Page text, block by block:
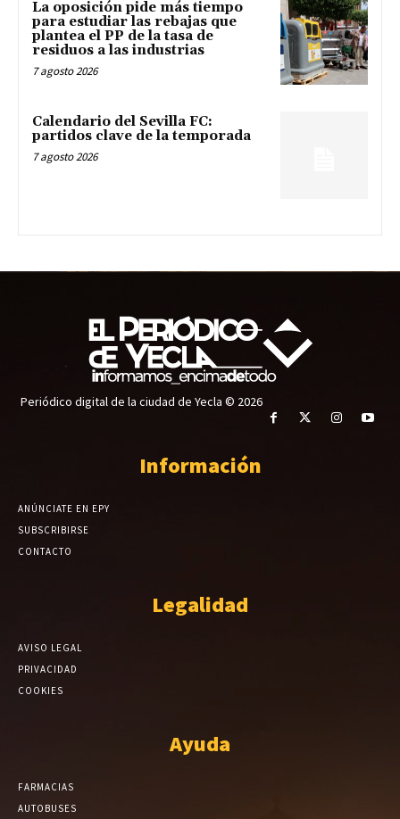
La oposición pide más tiempo
para estudiar las rebajas que
plantea el PP de la tasa de
residuos a las industrias
7 agosto 2026
Calendario del Sevilla FC:
partidos clave de la temporada
7 agosto 2026
Periódico digital de la ciudad de Yecla © 2026
Información
ANÚNCIATE EN EPY
SUBSCRIBIRSE
CONTACTO
Legalidad
AVISO LEGAL
PRIVACIDAD
COOKIES
Ayuda
FARMACIAS
AUTOBUSES